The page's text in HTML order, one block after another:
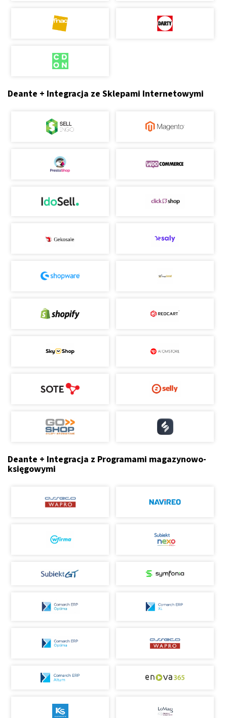
Deante + Integracja ze Sklepami Internetowymi
Deante + Integracja z Programami magazynowo-
księgowymi